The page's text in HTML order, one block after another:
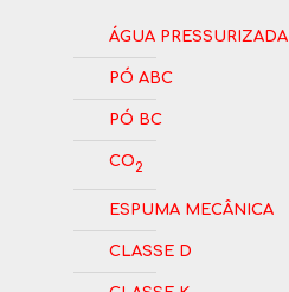
Água Pressurizada
Pó ABC
Pó BC
CO2
Espuma Mecânica
Classe D